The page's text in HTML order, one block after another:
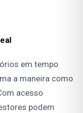
em tempo
a maneira como
acesso
podem